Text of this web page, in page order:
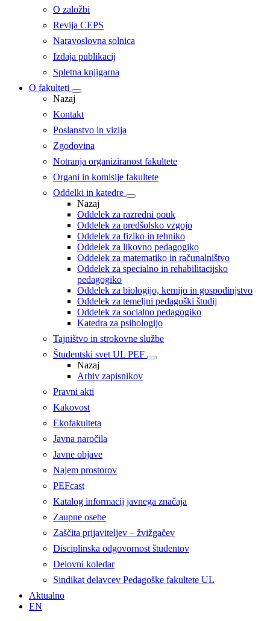
O založbi
Revija CEPS
Naravoslovna solnica
Izdaja publikacij
Spletna knjigarna
O fakulteti
Nazaj
Kontakt
Poslanstvo in vizija
Zgodovina
Notranja organiziranost fakultete
Organi in komisije fakultete
Oddelki in katedre
Nazaj
Oddelek za razredni pouk
Oddelek za predšolsko vzgojo
Oddelek za fiziko in tehniko
Oddelek za likovno pedagogiko
Oddelek za matematiko in računalništvo
Oddelek za specialno in rehabilitacijsko
pedagogiko
Oddelek za biologijo, kemijo in gospodinjstvo
Oddelek za temeljni pedagoški študij
Oddelek za socialno pedagogiko
Katedra za psihologijo
Tajništvo in strokovne službe
Študentski svet UL PEF
Nazaj
Arhiv zapisnikov
Pravni akti
Kakovost
Ekofakulteta
Javna naročila
Javne objave
Najem prostorov
PEFcast
Katalog informacij javnega značaja
Zaupne osebe
Zaščita prijaviteljev – žvižgačev
Disciplinska odgovornost študentov
Delovni koledar
Sindikat delavcev Pedagoške fakultete UL
Aktualno
EN